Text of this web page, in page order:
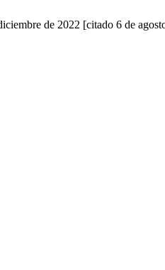
de 2022 [citado 6 de